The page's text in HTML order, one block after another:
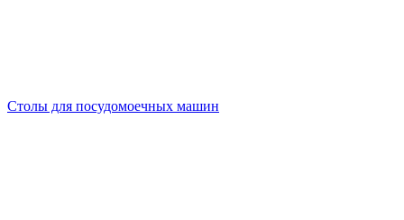
Столы для посудомоечных машин